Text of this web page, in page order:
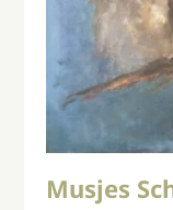
Musjes